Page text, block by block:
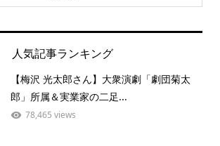
人気記事ランキング
【梅沢 光太郎さん】大衆演劇「劇団菊太
郎」所属＆実業家の二足...
78,465 views